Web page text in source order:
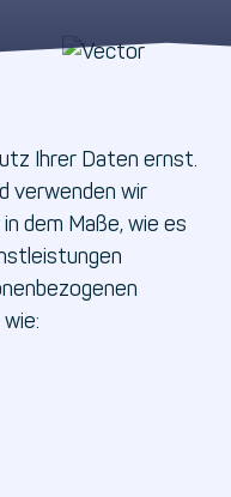
Ihrer Daten ernst.
verwenden wir
dem Maße, wie es